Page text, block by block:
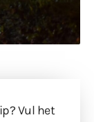
Vul het